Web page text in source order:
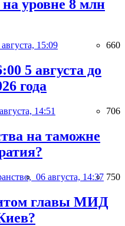
уровне 8 млн
15:09 660
5 августа до
года
14:51 706
на таможне
06 августа, 14:37 750
главы МИД